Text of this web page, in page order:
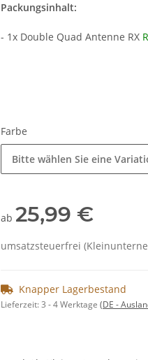
Packungsinhalt:
- 1x Double Quad Antenne RX
Farbe
Bitte wählen Sie eine
ab 25,99 €
umsatzsteuerfrei
Knapper Lagerbestand
Lieferzeit:3 - 4 Werktage (DE -